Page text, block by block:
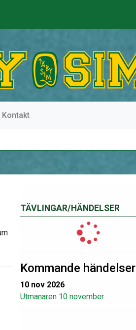
Kontakt
TÄVLINGAR/HÄNDELSER
Kommande händelser
10 nov 2026
Utmanaren 10 november